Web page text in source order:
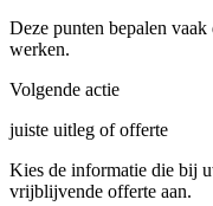
Deze punten bepalen
werken.
Volgende actie
juiste uitleg of offerte
Kies de informatie die bij
vrijblijvende offerte aan.